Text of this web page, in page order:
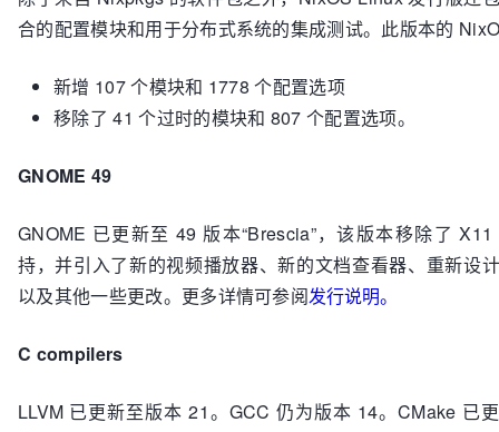
合的配置模块和用于分布式系统的集成测试。此版本的
新增 107 个模块和 1778 个配置选项
移除了 41 个过时的模块和 807 个配置选项。
GNOME 49
GNOME 已更新至 49 版本“Brescia”，该版本移除了
持，并引入了新的视频播放器、新的文档查看器、重新设
以及其他一些更改。更多详情可参阅发行说明。
C compilers
LLVM 已更新至版本 21。GCC 仍为版本 14。CMake 已